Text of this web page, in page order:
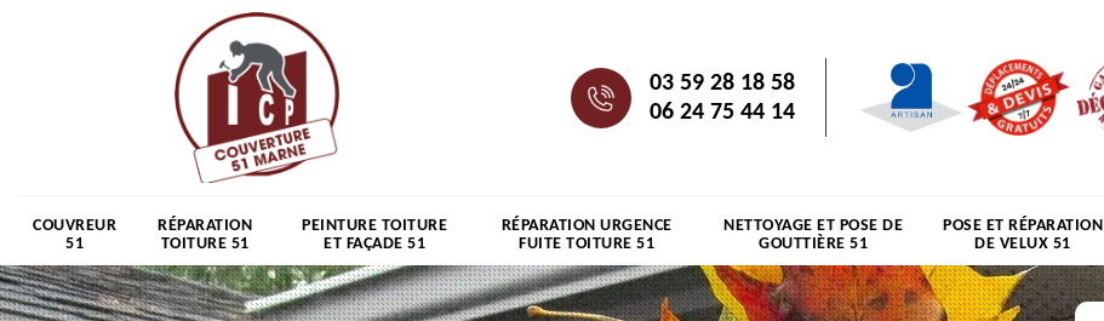
03 59 28 18 58
06 24 75 44 14
COUVREUR
51
RÉPARATION
TOITURE 51
PEINTURE TOITURE
ET FAÇADE 51
RÉPARATION URGENCE
FUITE TOITURE 51
NETTOYAGE ET POSE DE
GOUTTIÈRE 51
POSE ET RÉPARATION
DE VELUX 51